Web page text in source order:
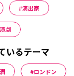
演出家
劇
いるテーマ
ロンドン